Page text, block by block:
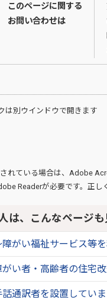
このページに関する
お問い合わせは
は別ウインドウで開きます
れている場合は、 Adobe
Readerが必要です。正し
は、こんなページも
障がい福祉サービス等
がい者・高齢者の住宅
話通訳者を設置してい